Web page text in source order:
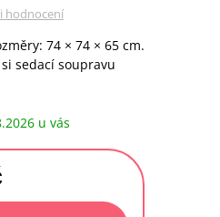
hodnocení
74 × 74 × 65 cm.
sedací soupravu